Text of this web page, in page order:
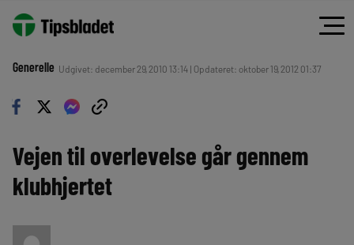
Generelle Udgivet: december 29, 2010 13:14 | Opdateret: oktober 19, 2012 01:37
Vejen til overlevelse går gennem
klubhjertet